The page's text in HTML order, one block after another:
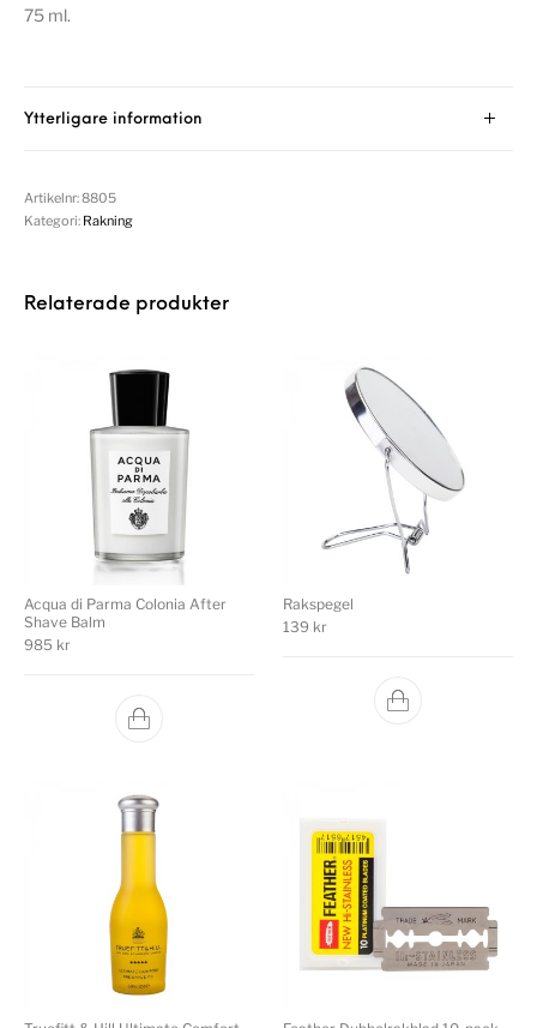
75 ml.
Ytterligare information
Artikelnr:8805
Kategori: Rakning
Relaterade produkter
Acqua di Parma Colonia After
Shave Balm
985 kr
Rakspegel
139 kr